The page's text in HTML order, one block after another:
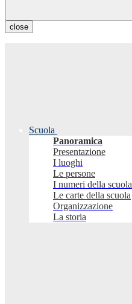
close
Scuola
Panoramica
Presentazione
I luoghi
Le persone
I numeri della scuola
Le carte della scuola
Organizzazione
La storia